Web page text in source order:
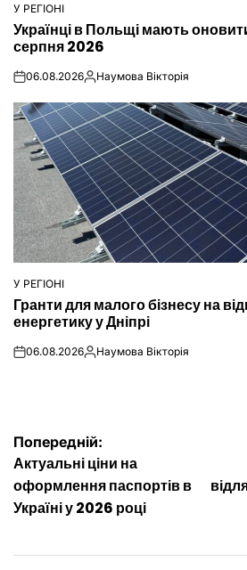
ОПУБЛІКУВАТИ
У
У РЕГІОНІ
Українці в Польщі мають
серпня 2026
on06.08.2026Опубліковано
Наумова Вікторія
ОПУБЛІКУВАТИ
У РЕГІОНІ
Гранти для малого бізнесу на
енергетику у Дніпрі
on06.08.2026Опубліковано
Наумова Вікторія
Навігація
записів
Попередній:
Актуальні ціни на
оформлення паспортів в
Україні у 2026 році